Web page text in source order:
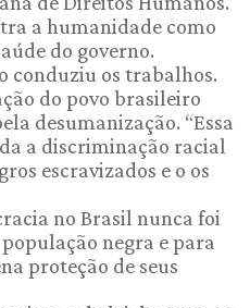
a humanidade como
do governo.
conduziu os trabalhos.
do povo brasileiro
desumanização. “Essa
a discriminação racial
escravizados e o os
no Brasil nunca foi
negra e para
proteção de seus